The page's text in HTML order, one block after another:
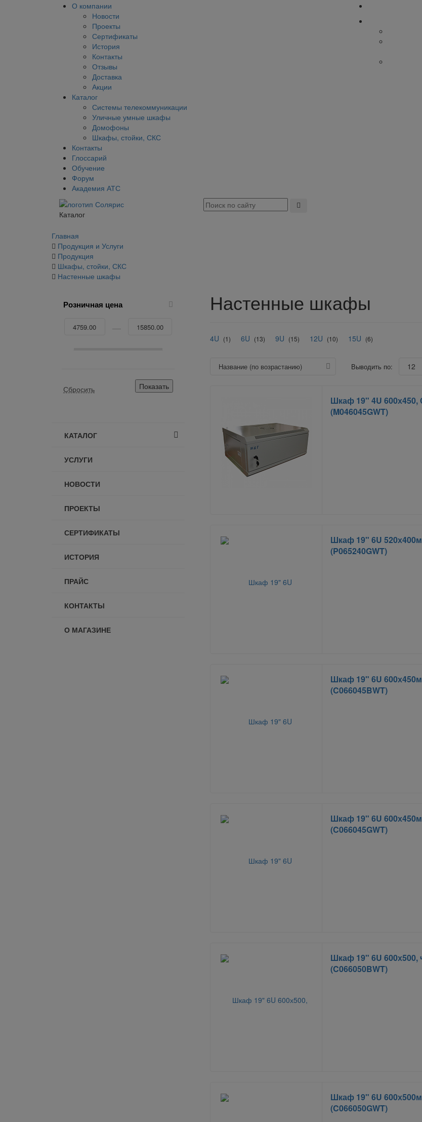
О компании
Новости
Проекты
Сертификаты
История
Контакты
Отзывы
Доставка
Акции
Каталог
Системы телекоммуникации
Уличные умные шкафы
Домофоны
Шкафы, стойки, СКС
Контакты
Глоссарий
Обучение
Форум
Академия АТС
Каталог
Главная
Продукция и Услуги
Продукция
Шкафы, стойки, СКС
Настенные шкафы
Розничная цена
КАТАЛОГ
УСЛУГИ
НОВОСТИ
ПРОЕКТЫ
СЕРТИФИКАТЫ
ИСТОРИЯ
ПРАЙС
КОНТАКТЫ
О МАГАЗИНЕ
Настенные шкафы
4U (1) 6U (13) 9U (15) 12U (10) 15U (6)
Название (по возрастанию) Выводить по: 12
Шкаф 19" 4U
(M046045GWT)
Шкаф 19" 6U
(P065240GWT)
Шкаф 19" 6U
(C066045BWT)
Шкаф 19" 6U
(C066045GWT)
Шкаф 19" 6U 600х500,
(C066050BWT)
Шкаф 19" 6U
(C066050GWT)